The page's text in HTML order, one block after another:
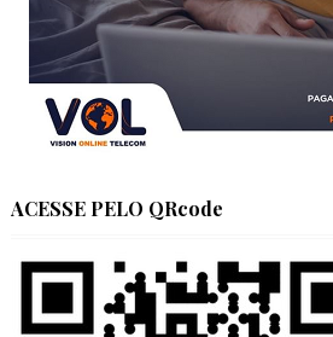
ACESSE PELO QRcode